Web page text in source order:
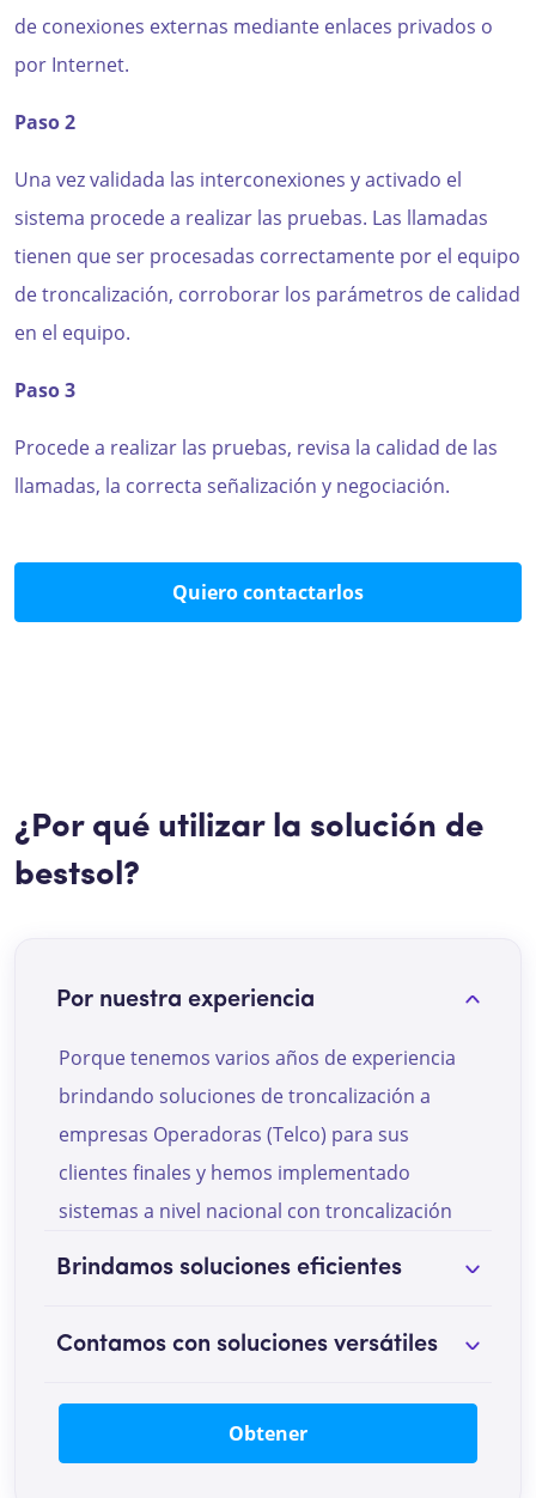
de conexiones externas mediante enlaces privados o
por Internet.
Paso 2
Una vez validada las interconexiones y activado el
sistema procede a realizar las pruebas. Las llamadas
tienen que ser procesadas correctamente por el equipo
de troncalización, corroborar los parámetros de calidad
en el equipo.
Paso 3
Procede a realizar las pruebas, revisa la calidad de las
llamadas, la correcta señalización y negociación.
Quiero contactarlos
¿Por qué utilizar la solución de
bestsol?
Por nuestra experiencia
Porque tenemos varios años de experiencia
brindando soluciones de troncalización a
empresas Operadoras (Telco) para sus
clientes finales y hemos implementado
sistemas a nivel nacional con troncalización
Brindamos soluciones eficientes
Contamos con soluciones versátiles
Obtener